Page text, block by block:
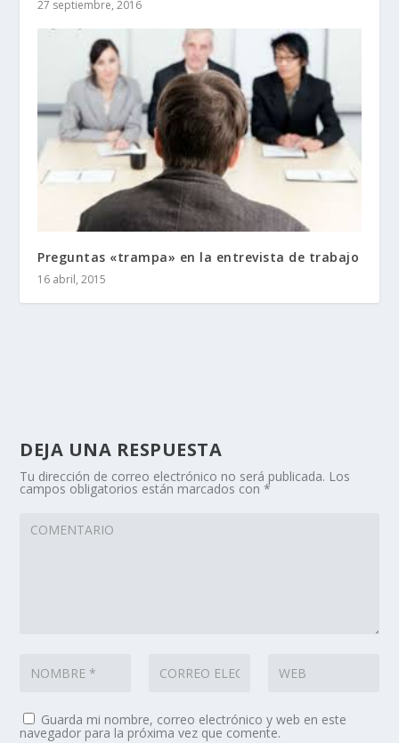
27 septiembre, 2016
Preguntas «trampa» en la entrevista de trabajo
16 abril, 2015
DEJA UNA RESPUESTA
Tu dirección de correo electrónico no será publicada. Los
campos obligatorios están marcados con*
Guarda mi nombre, correo electrónico y web en este
navegador para la próxima vez que comente.